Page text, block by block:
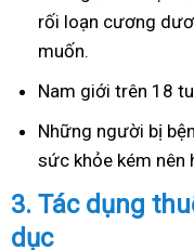
rối loạn cương
muốn.
Nam giới trên 18
Những người bị
sức khỏe kém nên
3. Tác dụng
dục